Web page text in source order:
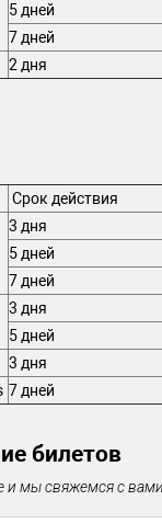
5 дней
7 дней
2 дня
Срок действия
3 дня
5 дней
7 дней
3 дня
5 дней
3 дня
7 дней
билетов
и мы свяжемся с